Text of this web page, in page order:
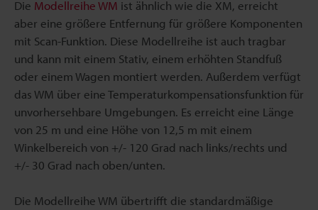
Die Modellreihe WM ist ähnlich wie die XM, erreicht
aber eine größere Entfernung für größere Komponenten
mit Scan-Funktion. Diese Modellreihe ist auch tragbar
und kann mit einem Stativ, einem erhöhten Standfuß
oder einem Wagen montiert werden. Außerdem verfügt
das WM über eine Temperaturkompensationsfunktion für
unvorhersehbare Umgebungen. Es erreicht eine Länge
von 25 m und eine Höhe von 12,5 m mit einem
Winkelbereich von +/- 120 Grad nach links/rechts und
+/- 30 Grad nach oben/unten.
Die Modellreihe WM übertrifft die standardmäßige